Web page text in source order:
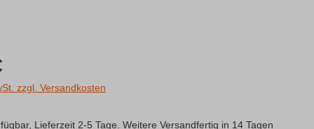
zzgl. Versandkosten
Lieferzeit 2-5 Tage. Weitere Versandfertig in 14 Tagen